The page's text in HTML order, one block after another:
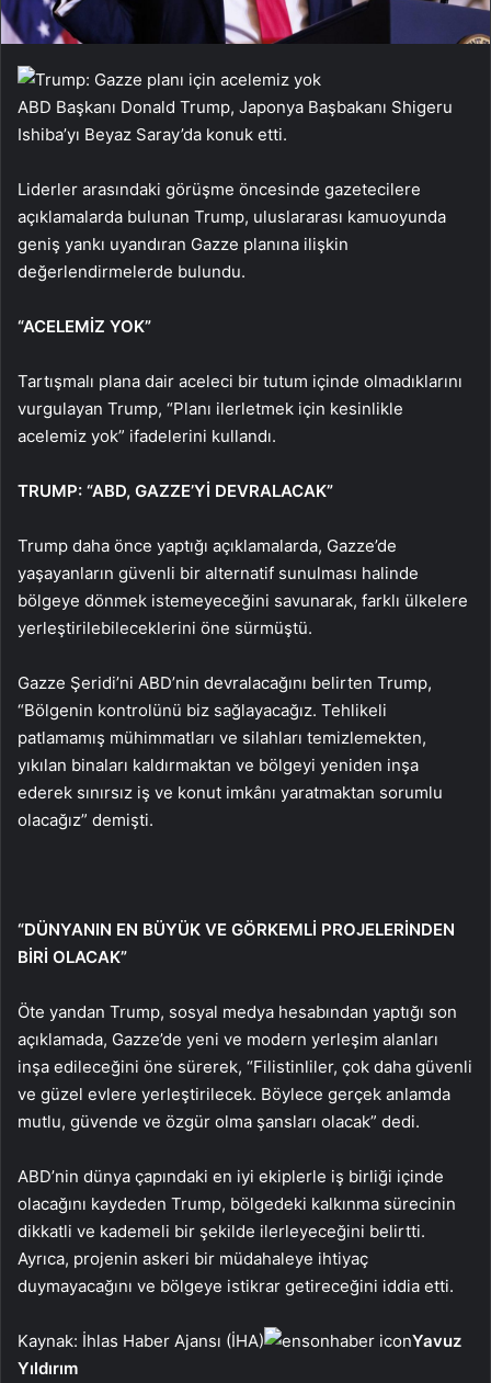
ABD Başkanı Donald Trump, Japonya Başbakanı Shigeru
Ishiba’yı Beyaz Saray’da konuk etti.
Liderler arasındaki görüşme öncesinde gazetecilere
açıklamalarda bulunan Trump, uluslararası kamuoyunda
geniş yankı uyandıran Gazze planına ilişkin
değerlendirmelerde bulundu.
“ACELEMİZ YOK”
Tartışmalı plana dair aceleci bir tutum içinde olmadıklarını
vurgulayan Trump, “Planı ilerletmek için kesinlikle
acelemiz yok” ifadelerini kullandı.
TRUMP: “ABD, GAZZE’Yİ DEVRALACAK”
Trump daha önce yaptığı açıklamalarda, Gazze’de
yaşayanların güvenli bir alternatif sunulması halinde
bölgeye dönmek istemeyeceğini savunarak, farklı ülkelere
yerleştirilebileceklerini öne sürmüştü.
Gazze Şeridi’ni ABD’nin devralacağını belirten Trump,
“Bölgenin kontrolünü biz sağlayacağız. Tehlikeli
patlamamış mühimmatları ve silahları temizlemekten,
yıkılan binaları kaldırmaktan ve bölgeyi yeniden inşa
ederek sınırsız iş ve konut imkânı yaratmaktan sorumlu
olacağız” demişti.
“DÜNYANIN EN BÜYÜK VE GÖRKEMLİ PROJELERİNDEN
BİRİ OLACAK”
Öte yandan Trump, sosyal medya hesabından yaptığı son
açıklamada, Gazze’de yeni ve modern yerleşim alanları
inşa edileceğini öne sürerek, “Filistinliler, çok daha güvenli
ve güzel evlere yerleştirilecek. Böylece gerçek anlamda
mutlu, güvende ve özgür olma şansları olacak” dedi.
ABD’nin dünya çapındaki en iyi ekiplerle iş birliği içinde
olacağını kaydeden Trump, bölgedeki kalkınma sürecinin
dikkatli ve kademeli bir şekilde ilerleyeceğini belirtti.
Ayrıca, projenin askeri bir müdahaleye ihtiyaç
duymayacağını ve bölgeye istikrar getireceğini iddia etti.
Kaynak: İhlas Haber Ajansı (İHA)
Yavuz
Yıldırım